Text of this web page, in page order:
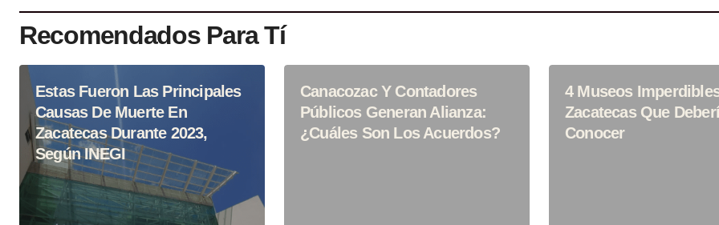
Recomendados Para Tí
Estas Fueron Las Principales
Causas De Muerte En
Zacatecas Durante 2023,
Según INEGI
Canacozac Y Contadores
Públicos Generan Alianza:
¿Cuáles Son Los Acuerdos?
4 Museos
Zacatecas Que
Conocer